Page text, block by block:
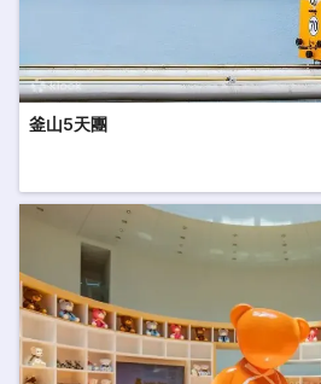
釜山5天團